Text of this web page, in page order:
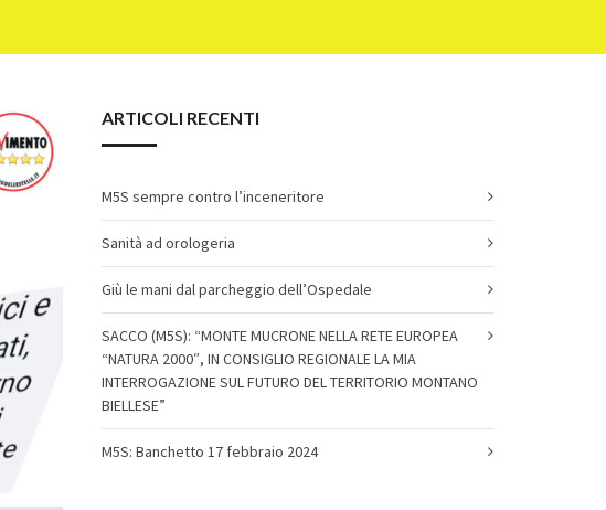
ARTICOLI RECENTI
M5S sempre contro l’inceneritore
Sanità ad orologeria
Giù le mani dal parcheggio dell’Ospedale
SACCO (M5S): “MONTE MUCRONE NELLA RETE EUROPEA
“NATURA 2000″, IN CONSIGLIO REGIONALE LA MIA
INTERROGAZIONE SUL FUTURO DEL TERRITORIO MONTANO
BIELLESE”
M5S: Banchetto 17 febbraio 2024